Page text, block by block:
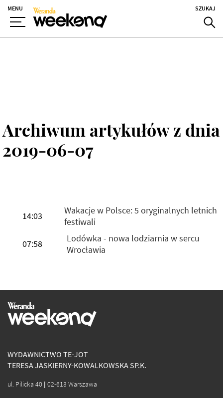
MENU SZUKAJ
Archiwum artykułów z dnia
2019-06-07
14:03
Wakacje w Polsce: 5 oryginalnych letnich
festiwali
07:58
Lodówka - nowa lodziarnia w sercu
Wrocławia
WYDAWNICTWO TE-JOT
TERESA JASKIERNY-KOWALKOWSKA SP.K.
ul. Pilicka 40 | 02-613 Warszawa